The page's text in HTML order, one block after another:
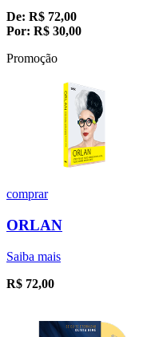
De: R$ 72,00
Por: R$ 30,00
Promoção
comprar
ORLAN
Saiba mais
R$ 72,00